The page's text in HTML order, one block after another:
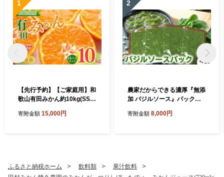
1
【先行予約】【ご家庭用】和
歌山有田みかん約10kg(SS、
寄附金額 15,000円
2
農家だからできる濃厚『無添
加 バジルソース』パック入
寄附金額 8,000円
ふるさと納税ホーム 飲料類
果汁飲料